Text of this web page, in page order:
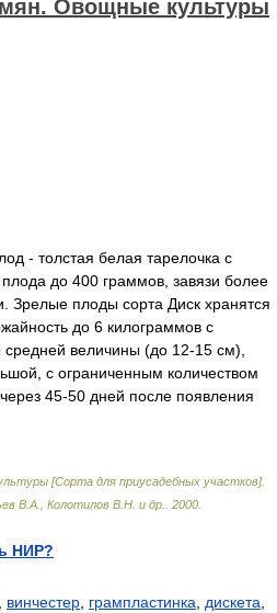
Овощные культуры
- толстая белая тарелочка с
до 400 граммов, завязи более
Зрелые плоды сорта Диск хранятся
до 6 килограммов с
величины (до 12-15 см),
с ограниченным количеством
45-50 дней после появления
[Сорта для приусадебных участков].
В.А., Колотилов В.Н. и др. 2000
НИР?
винчестер грампластинка дискета